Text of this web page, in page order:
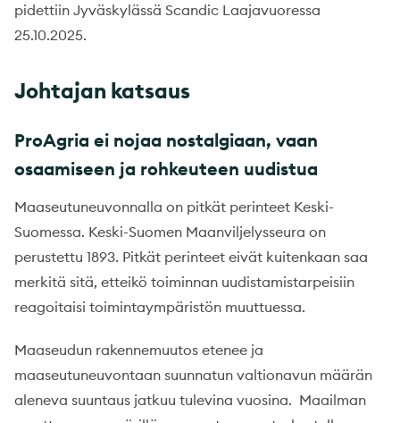
pidettiin Jyväskylässä Scandic Laajavuoressa
25.10.2025.
Johtajan katsaus
ProAgria ei nojaa nostalgiaan, vaan
osaamiseen ja rohkeuteen uudistua
Maaseutuneuvonnalla on pitkät perinteet Keski-
Suomessa. Keski-Suomen Maanviljelysseura on
perustettu 1893. Pitkät perinteet eivät kuitenkaan saa
merkitä sitä, etteikö toiminnan uudistamistarpeisiin
reagoitaisi toimintaympäristön muuttuessa.
Maaseudun rakennemuutos etenee ja
maaseutuneuvontaan suunnatun valtionavun määrän
aleneva suuntaus jatkuu tulevina vuosina. Maailman